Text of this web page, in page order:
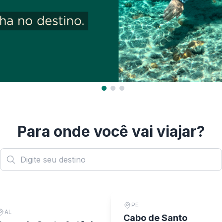
Para onde você vai viajar?
AL
PE
Cabo de Santo